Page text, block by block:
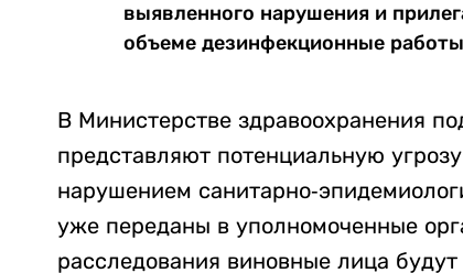
выявленного нарушения и
объеме дезинфекционные
В Министерстве здравоохранения
представляют потенциальную
нарушением санитарно-
уже переданы в уполномоченные
расследования виновные лица